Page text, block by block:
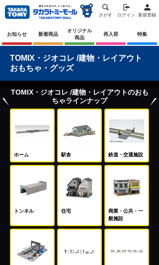
さがす ログイン 新規登録
お知らせ 新着商品
オリジナル
商品
再入荷 特集
TOMIX・ジオコレ /建物・レイアウト
おもちゃ・グッズ
TOMIX・ジオコレ /建物・レイアウトのおも
ちゃラインナップ
ホーム 駅舎 鉄道・交通施設
トンネル 住宅
商業・公共・一
般施設